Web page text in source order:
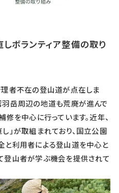
ボランティア整備の取り
者不在の登山道が点在しま
岳周辺の地道も荒廃が進んで
を中心に行っています。近年、
」が取組まれており、国立公園
と利用者による登山道を中心と
登山者が学ぶ機会を提供されて